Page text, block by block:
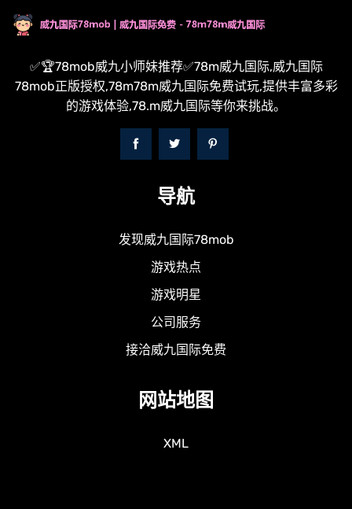
✅🏆78mob威九小师妹推荐✅78m威九国际,威九国际
78mob正版授权,78m78m威九国际免费试玩,提供丰富多彩
的游戏体验,78.m威九国际等你来挑战。
导航
发现威九国际78mob
游戏热点
游戏明星
公司服务
接洽威九国际免费
网站地图
XML